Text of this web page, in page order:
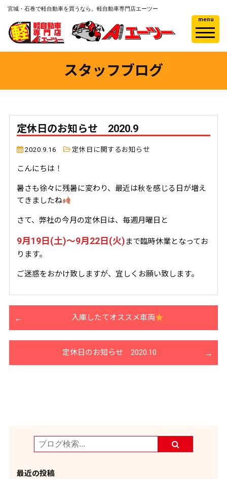
宮城・石巻で軽自動車を買うなら。軽自動車専門店エーツー
menu
スタッフブログ
定休日のお知らせ 2020.9
2020.9.16 定休日に関するお知らせ
こんにちは！
暑さも徐々に残暑に変わり、最近は秋を感じる日が増え
てきましたね
さて、弊社の今月の定休日は、毎週月曜日と
9月19日(土)～9月22日(火) まで臨時休業となってお
ります。
ご迷惑をおかけ致しますが、宜しくお願い致します。
入庫したてオススメ車両
定休日のお知らせ 2020.10
最近の投稿